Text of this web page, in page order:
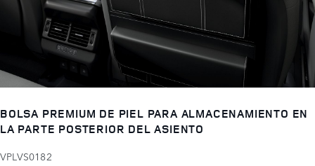
BOLSA PREMIUM DE PIEL PARA ALMACENAMIENTO EN
LA PARTE POSTERIOR DEL ASIENTO
VPLVS0182